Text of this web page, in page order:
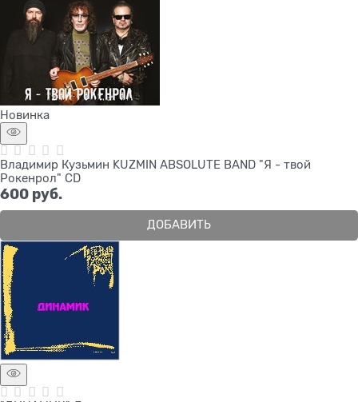
Новинка
Владимир Кузьмин KUZMIN ABSOLUTE BAND "Я - твой
Рокенрол" CD
600 руб.
ДОБАВИТЬ